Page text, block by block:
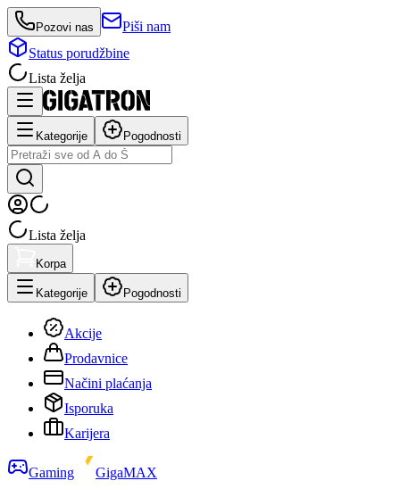
Pozovi nas
Piši nam
Status porudžbine
Lista želja
Kategorije Pogodnosti
Lista želja
Korpa
Kategorije Pogodnosti
Akcije
Prodavnice
Načini plaćanja
Isporuka
Karijera
Gaming
GigaMAX